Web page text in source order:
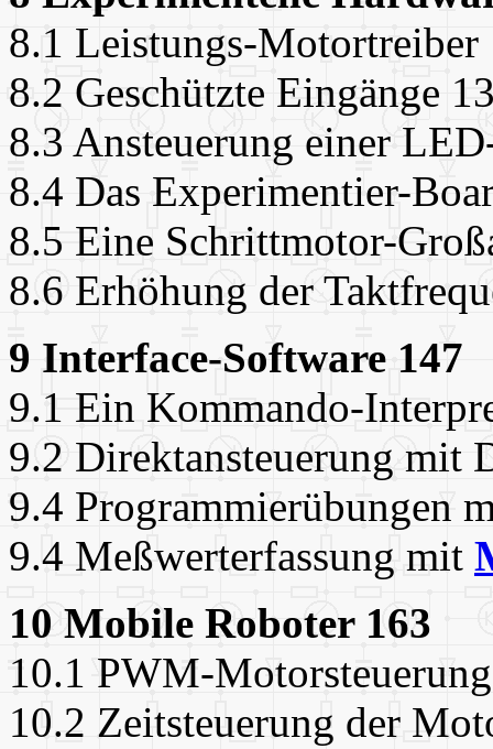
8.1 Leistungs-Motortreiber
8.2 Geschützte Eingänge
8.3 Ansteuerung einer
8.4 Das Experimentier-
8.5 Eine Schrittmotor-
8.6 Erhöhung der
9 Interface-Software 147
9.1 Ein Kommando-
9.2 Direktansteuerung mit
9.4 Programmierübungen
9.4 Meßwerterfassung mit
10 Mobile Roboter 163
10.1 PWM-
10.2 Zeitsteuerung der